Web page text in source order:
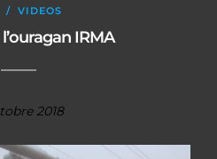
/ VIDEOS
l’ouragan IRMA
2018